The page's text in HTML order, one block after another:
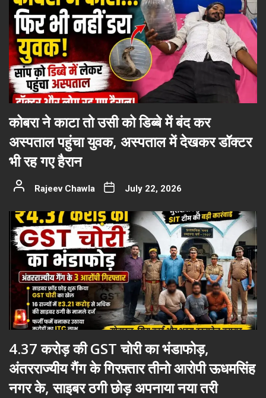
कोबरा ने काटा तो उसी को डिब्बे में बंद कर
अस्पताल पहुंचा युवक, अस्पताल में देखकर डॉक्टर
भी रह गए हैरान
Rajeev Chawla July 22, 2026
4.37 करोड़ की GST चोरी का भंडाफोड़,
अंतरराज्यीय गैंग के गिरफ़्तार तीनो आरोपी ऊधमसिंह
नगर के, साइबर ठगी छोड़ अपनाया नया तरी